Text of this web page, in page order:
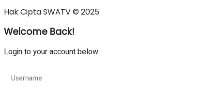
Hak Cipta SWATV © 2025
Welcome Back!
Login to your account below